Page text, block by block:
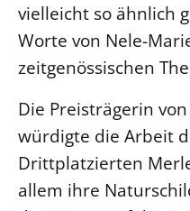
vielleicht so ähnlich
Worte von Nele-
zeitgenössischen
Die Preisträgerin
würdigte die Arbeit
Drittplatzierten
allem ihre